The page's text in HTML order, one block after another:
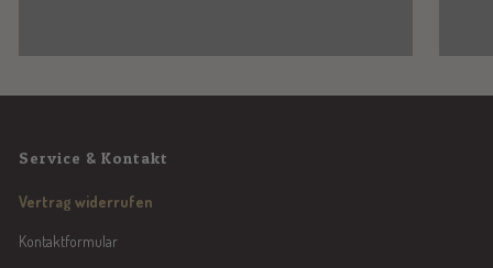
Service & Kontakt
Vertrag widerrufen
Kontaktformular